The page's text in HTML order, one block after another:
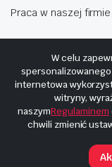
Praca w naszej firmie
Copyright © 2025
W celu
internetowa
witryny,
naszymRegulaminem
chwili zmienić